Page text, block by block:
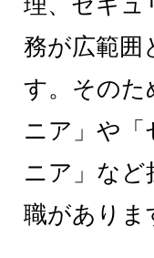
務が広範囲
す。そのた
ニア」や「
ニア」など
職がありま